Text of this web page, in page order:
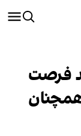
فرصت
همچنان